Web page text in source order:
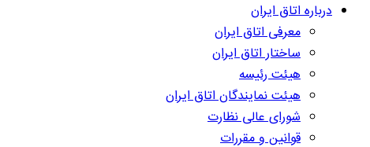
درباره اتاق ایران
معرفی اتاق ایران
ساختار اتاق ایران
هیئت رئیسه
هیئت نمایندگان اتاق ایران
شورای عالی نظارت
قوانین و مقررات